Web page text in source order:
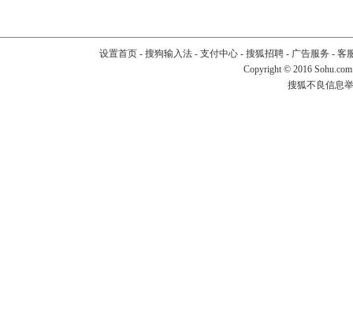
设置首页- 搜狗输入法- 支付中心- 搜狐招聘- 广告服务 - 客
Copyright © 2016
搜狐不良信息